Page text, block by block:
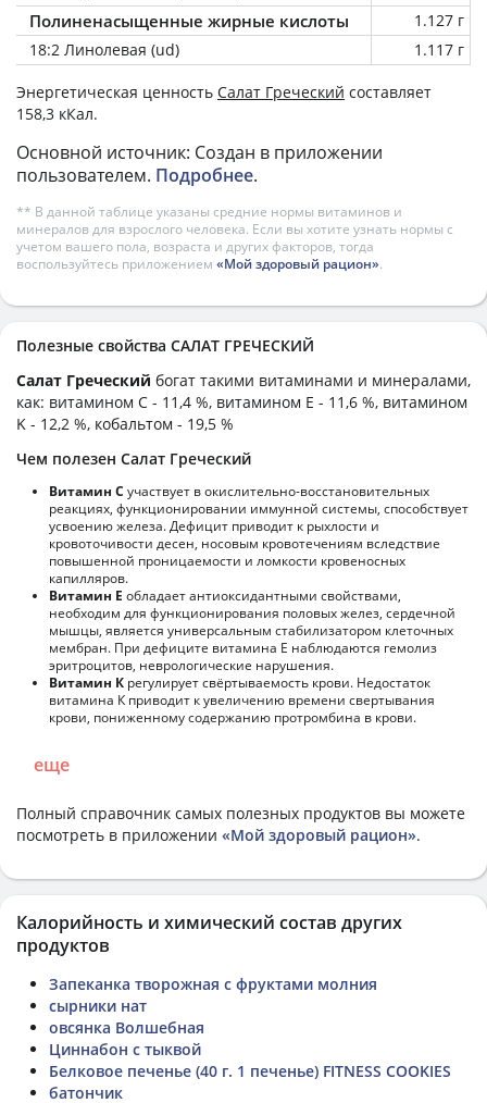
Полиненасыщенные жирные кислоты
1.127 г
18:2 Линолевая (ud)
1.117 г
Энергетическая ценность Салат Греческий составляет
158,3 кКал.
Основной источник: Создан в приложении
пользователем. Подробнее.
** В данной таблице указаны средние нормы витаминов и
минералов для взрослого человека. Если вы хотите узнать нормы с
учетом вашего пола, возраста и других факторов, тогда
воспользуйтесь приложением «Мой здоровый рацион».
Полезные свойства САЛАТ ГРЕЧЕСКИЙ
Салат Греческий богат такими витаминами и минералами,
как: витамином C - 11,4 %, витамином E - 11,6 %, витамином
K - 12,2 %, кобальтом - 19,5 %
Чем полезен Салат Греческий
Витамин С участвует в окислительно-восстановительных
реакциях, функционировании иммунной системы, способствует
усвоению железа. Дефицит приводит к рыхлости и
кровоточивости десен, носовым кровотечениям вследствие
повышенной проницаемости и ломкости кровеносных
капилляров.
Витамин Е обладает антиоксидантными свойствами,
необходим для функционирования половых желез, сердечной
мышцы, является универсальным стабилизатором клеточных
мембран. При дефиците витамина Е наблюдаются гемолиз
эритроцитов, неврологические нарушения.
Витамин К регулирует свёртываемость крови. Недостаток
витамина К приводит к увеличению времени свертывания
крови, пониженному содержанию протромбина в крови.
еще
Полный справочник самых полезных продуктов вы можете
посмотреть в приложении «Мой здоровый рацион».
Калорийность и химический состав других
продуктов
Запеканка творожная с фруктами молния
сырники нат
овсянка Волшебная
Циннабон с тыквой
Белковое печенье (40 г. 1 печенье) FITNESS COOKIES
батончик